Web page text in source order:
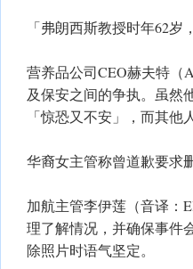
「弗朗西斯教授时年62
营养品公司CEO赫夫特（
及保安之间的争执。虽然
「惊恐又不安」，而其
华裔女主管称曾道歉要求
加航主管李伊莲（音译：
理了解情况，并确保事件
除照片时语气坚定。